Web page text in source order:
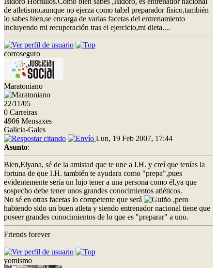
de atletismo,aunque no ejerza como tal;el preparador físico,también
lo sabes bien,se encarga de varias facetas del entrenamiento
incluyendo mi recuperación tras el ejercicio,mi dieta....
corroseguro
Maratoniano
22/11/05
0 Carreiras
4906 Mensaxes
Galicia-Gales
Lun, 19 Feb 2007, 17:44
Asunto:
Bien,Elyana, sé de la amistad que te une a I.H. y creí que tenías la
fortuna de que I.H. también te ayudara como "prepa",pues
evidentemente sería un lujo tener a una persona como él,ya que
sospecho debe tener unos grandes conocimientos atléticos.
No sé en otras facetas lo competente que será
,pero
habiendo sido un buen atleta y siendo entrenador nacional tiene que
poseer grandes conocimientos de lo que es "preparar" a uno.
Friends forever
yomismo